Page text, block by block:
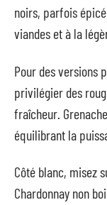
noirs, parfois
viandes et à la
Pour des versions
privilégier des
fraîcheur.
équilibrant la
Côté blanc, misez
Chardonnay non